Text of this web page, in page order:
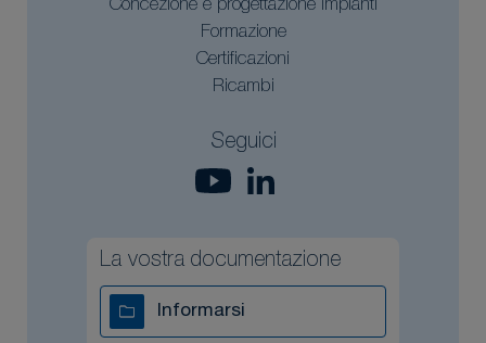
Concezione e progettazione impianti
Formazione
Certificazioni
Ricambi
Seguici
La vostra documentazione
Informarsi